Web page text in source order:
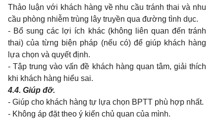
Thảo luận với khách hàng về nhu cầu tránh thai và nhu
cầu phòng nhiễm trùng lây truyền qua đường tình dục.
- Bổ sung các lợi ích khác (không liên quan đến tránh
thai) của từng biện pháp (nếu có) để giúp khách hàng
lựa chọn và quyết định.
- Tập trung vào vấn đề khách hàng quan tâm, giải thích
khi khách hàng hiểu sai.
4.4. Giúp đỡ.
- Giúp cho khách hàng tự lựa chọn BPTT phù hợp nhất.
- Không áp đặt theo ý kiến chủ quan của mình.